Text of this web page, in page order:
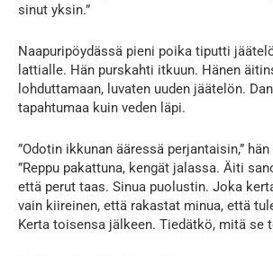
sinut yksin.”
Naapuripöydässä pieni poika tiputti
lattialle. Hän purskahti itkuun. Hänen
lohduttamaan, luvaten uuden jäätelön.
tapahtumaa kuin veden läpi.
”Odotin ikkunan ääressä perjantaisin,”
”Reppu pakattuna, kengät jalassa. Äiti
että perut taas. Sinua puolustin. Joka
vain kiireinen, että rakastat minua, että
Kerta toisensa jälkeen. Tiedätkö, mitä se